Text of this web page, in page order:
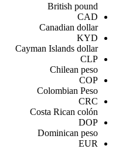
British pound
CAD
Canadian dollar
KYD
Cayman Islands dollar
CLP
Chilean peso
COP
Colombian Peso
CRC
Costa Rican colón
DOP
Dominican peso
EUR